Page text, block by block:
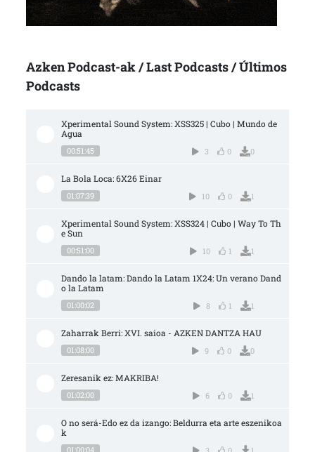
Azken Podcast-ak / Last Podcasts / Últimos
Podcasts
Xperimental Sound System: XSS325 | Cubo | Mundo de
Agua
00:51:45 3 0 0
La Bola Loca: 6X26 Einar
01:07:39 10 0 1
Xperimental Sound System: XSS324 | Cubo | Way To Th
e Sun
00:51:00 10 1 1
Dando la latam: Dando la Latam 1X24: Un verano Dand
o la Latam
01:00:02 8 1 1
Zaharrak Berri: XVI. saioa - AZKEN DANTZA HAU
01:08:00 9 0 0
Zeresanik ez: MAKRIBA!
01:02:00 6 0 1
O no será-Edo ez da izango: Beldurra eta arte eszenikoa
k
01:00:04